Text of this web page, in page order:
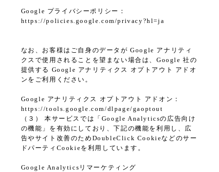
Google プライバシーポリシー：
https://policies.google.com/privacy?hl=ja
なお、お客様はご自身のデータが Google アナリティ
クスで使用されることを望まない場合は、Google 社の
提供する Google アナリティクス オプトアウト アドオ
ンをご利用ください。
Google アナリティクス オプトアウト アドオン：
https://tools.google.com/dlpage/gaoptout
（３） 本サービスでは「Google Analyticsの広告向け
の機能」を有効にしており、下記の機能を利用し、広
告やサイト改善のためDoubleClick Cookieなどのサー
ドパーティCookieを利用しています。
Google Analyticsリマーケティング